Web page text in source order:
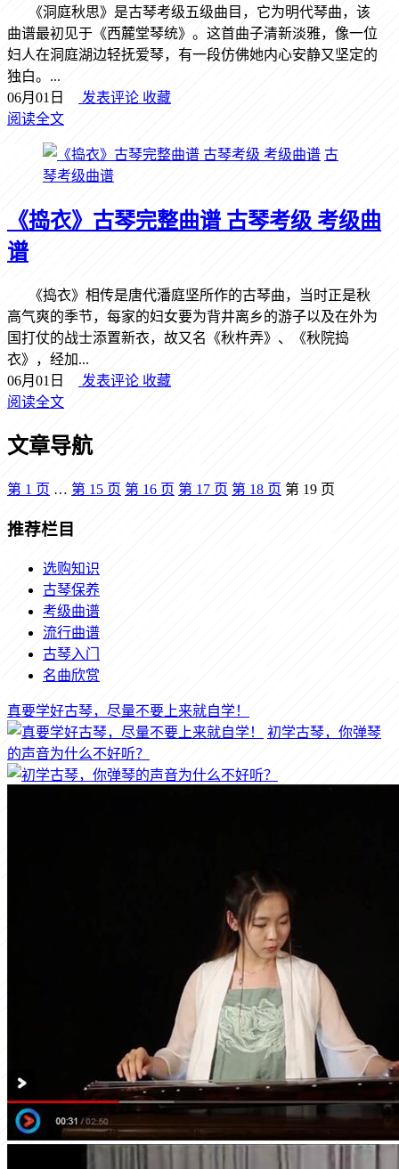
《洞庭秋思》是古琴考级五级曲目，它为明代琴曲，该
曲谱最初见于《西麓堂琴统》。这首曲子清新淡雅，像一位
妇人在洞庭湖边轻抚爱琴，有一段仿佛她内心安静又坚定的
独白。...
06月01日
发表评论 收藏
阅读全文
古
琴考级曲谱
《捣衣》古琴完整曲谱 古琴考级 考级曲
谱
《捣衣》相传是唐代潘庭坚所作的古琴曲，当时正是秋
高气爽的季节，每家的妇女要为背井离乡的游子以及在外为
国打仗的战士添置新衣，故又名《秋杵弄》、《秋院捣
衣》，经加...
06月01日
发表评论 收藏
阅读全文
文章导航
第 1 页 … 第 15 页 第 16 页 第 17 页 第 18 页 第 19 页
推荐栏目
选购知识
古琴保养
考级曲谱
流行曲谱
古琴入门
名曲欣赏
真要学好古琴，尽量不要上来就自学！
初学古琴，你弹琴
的声音为什么不好听？